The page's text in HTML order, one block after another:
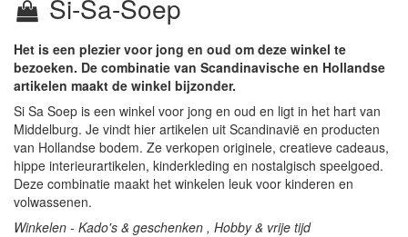
Si-Sa-Soep
Het is een plezier voor jong en oud om deze winkel te
bezoeken. De combinatie van Scandinavische en Hollandse
artikelen maakt de winkel bijzonder.
Si Sa Soep is een winkel voor jong en oud en ligt in het hart van
Middelburg. Je vindt hier artikelen uit Scandinavië en producten
van Hollandse bodem. Ze verkopen originele, creatieve cadeaus,
hippe interieurartikelen, kinderkleding en nostalgisch speelgoed.
Deze combinatie maakt het winkelen leuk voor kinderen en
volwassenen.
Winkelen - Kado's & geschenken , Hobby & vrije tijd